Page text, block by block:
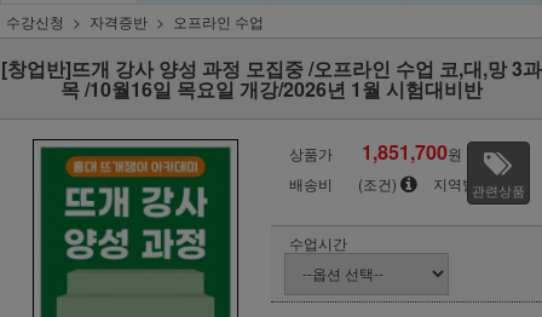
수강신청 자격증반 오프라인 수업
[창업반]뜨개 강사 양성 과정 모집중 /오프라인 수업 코,대,망 3과
목 /10월16일 목요일 개강/2026년 1월 시험대비반
상품가 1,851,700원
배송비
(조건) 지역별관련상품
수업시간